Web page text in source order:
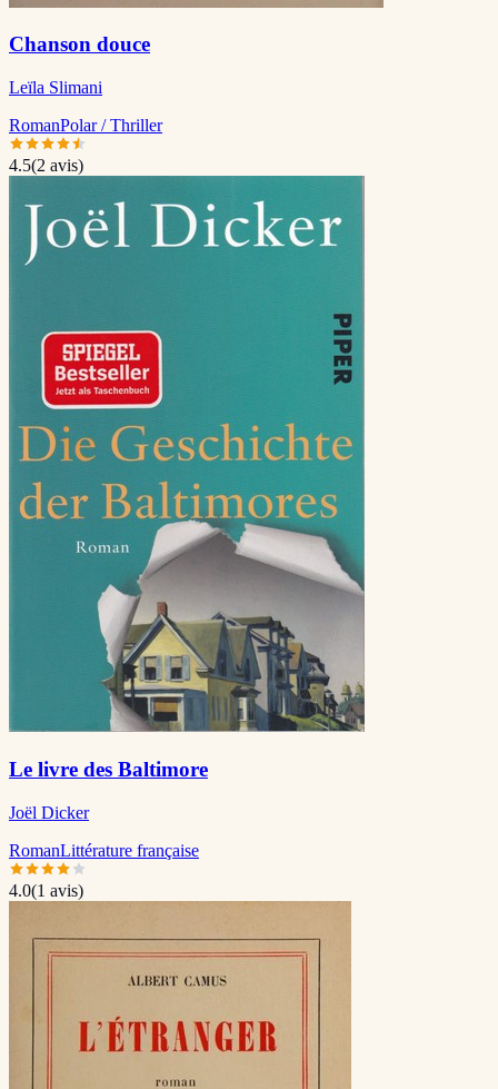
Chanson douce
Leïla Slimani
RomanPolar / Thriller
4.5(2 avis)
Le livre des Baltimore
Joël Dicker
RomanLittérature française
4.0(1 avis)